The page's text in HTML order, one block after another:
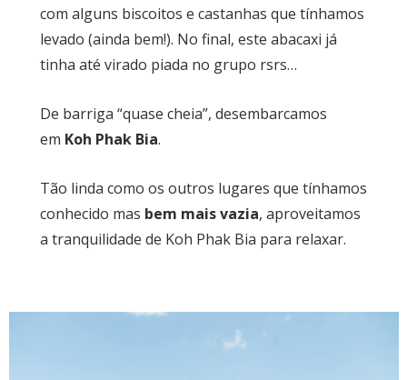
com alguns biscoitos e castanhas que tínhamos
levado (ainda bem!). No final, este abacaxi já
tinha até virado piada no grupo rsrs…
De barriga “quase cheia”, desembarcamos
em Koh Phak Bia.
Tão linda como os outros lugares que tínhamos
conhecido mas bem mais vazia, aproveitamos
a tranquilidade de Koh Phak Bia para relaxar.